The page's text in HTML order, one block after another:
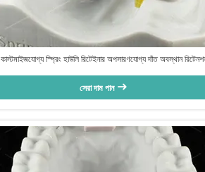
কাস্টমাইজযোগ্য স্প্রিং হাউলি রিটেইনার অপসারণযোগ্য দাঁত অবস্থান
সেরা দাম পান